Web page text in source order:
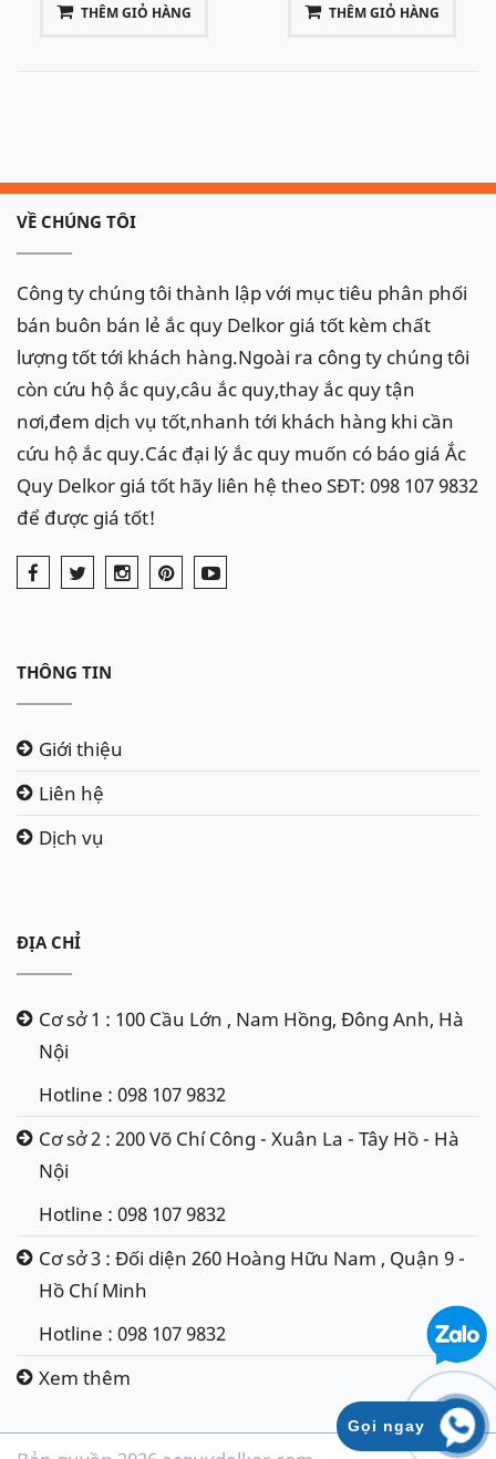
THÊM GIỎ HÀNG THÊM GIỎ HÀNG
VỀ CHÚNG TÔI
Công ty chúng tôi thành lập với mục tiêu phân phối
bán buôn bán lẻ ắc quy Delkor giá tốt kèm chất
lượng tốt tới khách hàng.Ngoài ra công ty chúng tôi
còn cứu hộ ắc quy,câu ắc quy,thay ắc quy tận
nơi,đem dịch vụ tốt,nhanh tới khách hàng khi cần
cứu hộ ắc quy.Các đại lý ắc quy muốn có báo giá Ắc
Quy Delkor giá tốt hãy liên hệ theo SĐT: 098 107 9832
để được giá tốt!
THÔNG TIN
Giới thiệu
Liên hệ
Dịch vụ
ĐỊA CHỈ
Cơ sở 1 : 100 Cầu Lớn , Nam Hồng, Đông Anh, Hà
Nội
Hotline : 098 107 9832
Cơ sở 2 : 200 Võ Chí Công - Xuân La - Tây Hồ - Hà
Nội
Hotline : 098 107 9832
Cơ sở 3 : Đối diện 260 Hoàng Hữu Nam , Quận 9 -
Hồ Chí Minh
Hotline : 098 107 9832
Xem thêm
Gọi ngay